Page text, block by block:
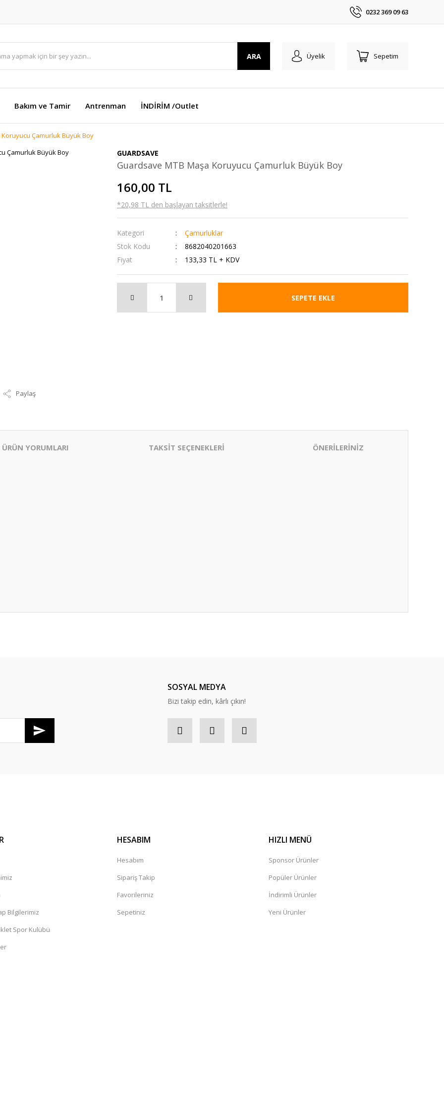
0232 369 09 63
ARA Üyelik Sepetim
Bakım ve Tamir Antrenman İNDİRİM /Outlet
Çamurluk Büyük Boy
Paylaş
GUARDSAVE
Guardsave MTB Maşa Koruyucu Çamurluk Büyük Boy
160,00 TL
*20,98 TL den başlayan taksitlerle!
Kategori
Çamurluklar
Stok Kodu
8682040201663
Fiyat
133,33 TL + KDV
SEPETE EKLE
ÜRÜN YORUMLARI TAKSİT SEÇENEKLERİ ÖNERİLERİNİZ
SOSYAL MEDYA
Bizi takip edin, kârlı çıkın!
Bilgilerimiz
Spor Kulübü
HESABIM
Hesabım
Sipariş Takip
Favorileriniz
Sepetiniz
HIZLI MENÜ
Sponsor Ürünler
Popüler Ürünler
İndirimli Ürünler
Yeni Ürünler